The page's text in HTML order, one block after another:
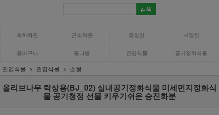
축하화환 근조화환 동양란 서양란
꽃바구니 꽃다발 관엽식물 공기정화식물
관엽식물 관엽식물 소형
올리브나무 탁상용(BJ_02) 실내공기정화식물 미세먼지정화식
물 공기청정 선물 키우기쉬운 승진화분